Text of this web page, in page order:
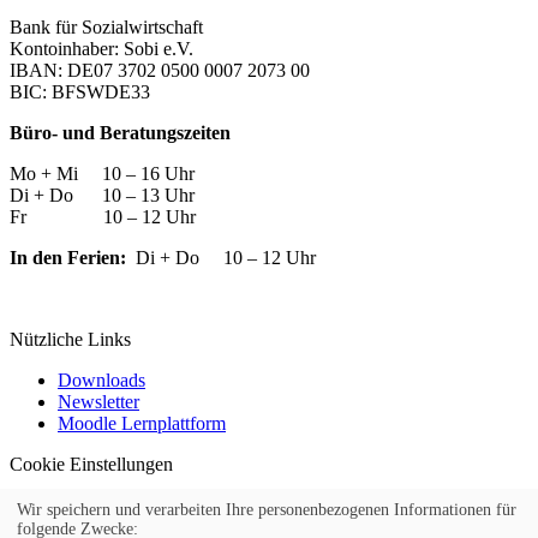
Bank für Sozialwirtschaft
Kontoinhaber: Sobi e.V.
IBAN: DE07 3702 0500 0007 2073 00
BIC: BFSWDE33
Büro- und Beratungszeiten
Mo + Mi 10 – 16 Uhr
Di + Do 10 – 13 Uhr
Fr 10 – 12 Uhr
In den Ferien: Di + Do 10 – 12 Uhr
Nützliche Links
Downloads
Newsletter
Moodle Lernplattform
Cookie Einstellungen
Widerrufsformular
© 2026 Kufer Software GmbH
Wir speichern und verarbeiten Ihre personenbezogenen Informationen für
folgende Zwecke: